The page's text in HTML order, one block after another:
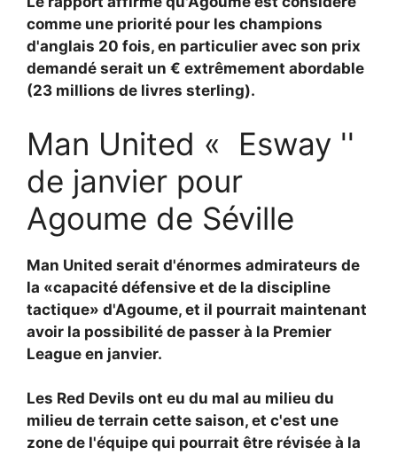
comme une priorité pour les champions
d'anglais 20 fois, en particulier avec son prix
demandé serait un € extrêmement abordable
(23 millions de livres sterling).
Man United « Esway ''
de janvier pour
Agoume de Séville
Man United serait d'énormes admirateurs de
la «capacité défensive et de la discipline
tactique» d'Agoume, et il pourrait maintenant
avoir la possibilité de passer à la Premier
League en janvier.
Les Red Devils ont eu du mal au milieu du
milieu de terrain cette saison, et c'est une
zone de l'équipe qui pourrait être révisée à la